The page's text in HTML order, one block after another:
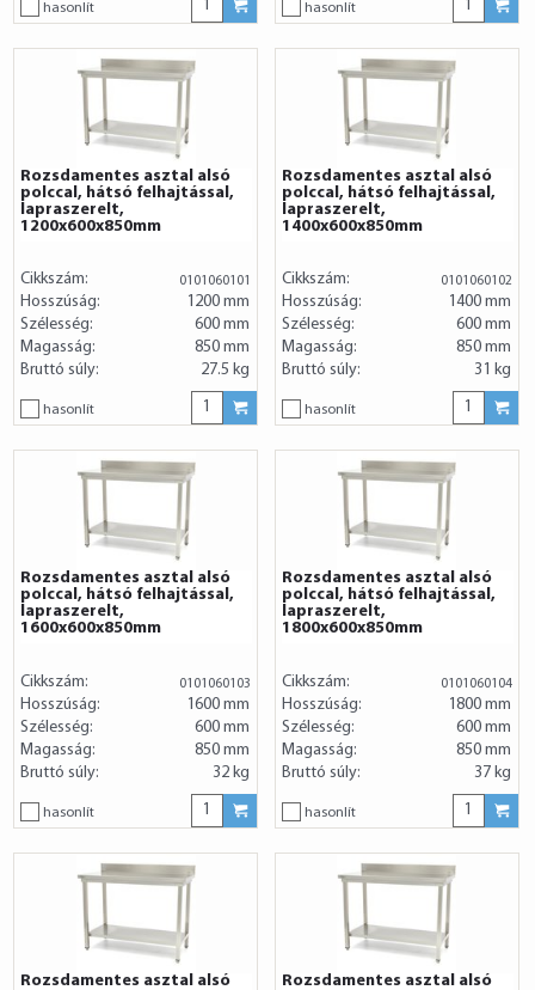
hasonlít hasonlít
Rozsdamentes asztal alsó
polccal, hátsó felhajtással,
lapraszerelt,
1200x600x850mm
Cikkszám: 0101060101
Hosszúság:
1200 mm
Szélesség:
600 mm
Magasság:
850 mm
Bruttó súly:
27.5 kg
hasonlít
Rozsdamentes asztal alsó
polccal, hátsó felhajtással,
lapraszerelt,
1400x600x850mm
Cikkszám: 0101060102
Hosszúság:
1400 mm
Szélesség:
600 mm
Magasság:
850 mm
Bruttó súly:
31 kg
hasonlít
Rozsdamentes asztal alsó
polccal, hátsó felhajtással,
lapraszerelt,
1600x600x850mm
Cikkszám: 0101060103
Hosszúság:
1600 mm
Szélesség:
600 mm
Magasság:
850 mm
Bruttó súly:
32 kg
hasonlít
Rozsdamentes asztal alsó
polccal, hátsó felhajtással,
lapraszerelt,
1800x600x850mm
Cikkszám: 0101060104
Hosszúság:
1800 mm
Szélesség:
600 mm
Magasság:
850 mm
Bruttó súly:
37 kg
hasonlít
Rozsdamentes asztal alsó
Rozsdamentes asztal alsó